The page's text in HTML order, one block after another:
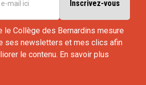
le Collège des Bernardins mesure
ses newsletters et mes clics afin
le contenu. En savoir plus